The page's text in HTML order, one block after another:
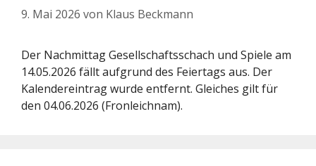
9. Mai 2026 von Klaus Beckmann
Der Nachmittag Gesellschaftsschach und Spiele am
14.05.2026 fällt aufgrund des Feiertags aus. Der
Kalendereintrag wurde entfernt. Gleiches gilt für
den 04.06.2026 (Fronleichnam).